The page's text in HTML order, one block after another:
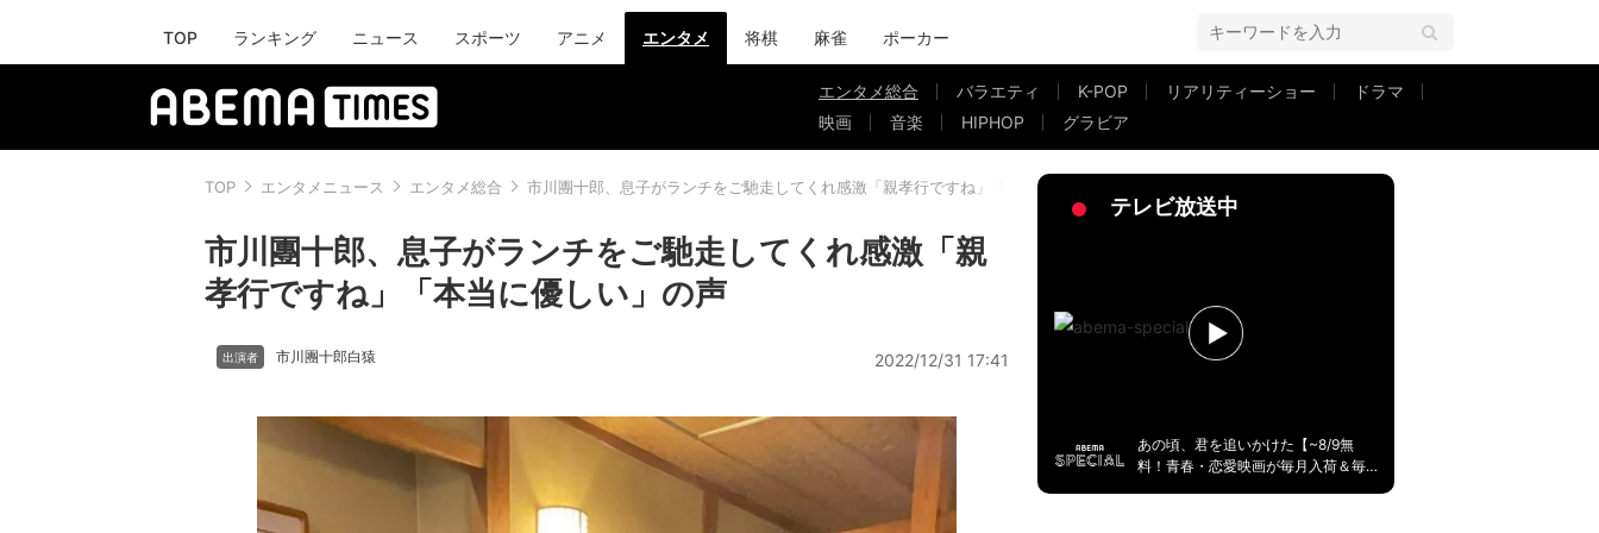
TOP ランキング ニュース スポーツ アニメ エンタメ 将棋 麻雀 ポーカー
エンタメ総合 バラエティ K-POP リアリティーショー
ドラマ
映画
音楽 HIPHOP グラビア
TOP エンタメニュース エンタメ総合 市川團十郎、息子がランチをご馳走してくれ感激「親孝行ですね」「本当に優しい」の声
市川團十郎、息子がランチをご馳走してくれ感激「親
孝行ですね」「本当に優しい」の声
市川團十郎白猿 2022/12/31 17:41
テレビ放送中
あの頃、君を追いかけた【~8/9無
料！青春・恋愛映画が毎月入荷＆毎